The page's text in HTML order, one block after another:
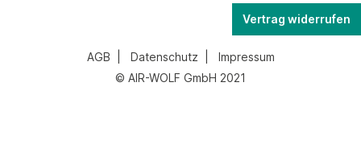
Vertrag widerrufen
AGB Datenschutz
Impressum
© AIR-WOLF GmbH 2021